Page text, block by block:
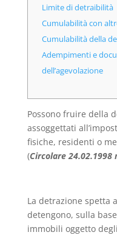
Limite di detraibilità
Cumulabilità con
Cumulabilità della
Adempimenti e
dell’agevolazione
Possono fruire della
assoggettati
fisiche, residenti o
(Circolare 24.02.1998
La detrazione spetta
detengono, sulla
immobili oggetto